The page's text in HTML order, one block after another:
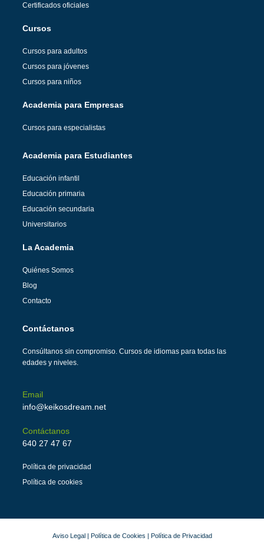
Certificados oficiales
Cursos
Cursos para adultos
Cursos para jóvenes
Cursos para niños
Academia para Empresas
Cursos para especialistas
Academia para Estudiantes
Educación infantil
Educación primaria
Educación secundaria
Universitarios
La Academia
Quiénes Somos
Blog
Contacto
Contáctanos
Consúltanos sin compromiso. Cursos de idiomas para todas las
edades y niveles.
Email
info@keikosdream.net
Contáctanos
640 27 47 67
Política de privacidad
Política de cookies
Aviso Legal| Política de Cookies | Política de Privacidad